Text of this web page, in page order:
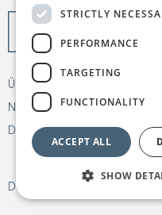
Über
Unsere Arbeit
Nachrichten & Publikationen
Datenschutz & Richtlinien
Design: Code:
STRICTLY
PERFORMANCE
TARGETING
FUNCTIONALITY
ACCEPT ALL
SHOW